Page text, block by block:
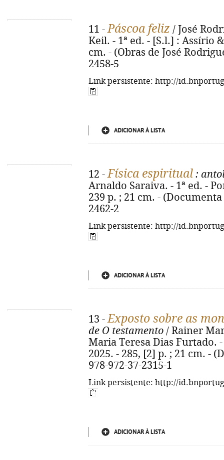
11 -Páscoa feliz / José
Keil. - 1ª ed. - [S.l.] : Assírio
cm. - (Obras de José
2458-5
Link persistente: http://
ADICIONAR À LISTA
12 -Física espiritual :
Arnaldo Saraiva. - 1ª ed. -
239 p. ; 21 cm. -
2462-2
Link persistente: http://
ADICIONAR À LISTA
13 -Exposto sobre as
de O testamento / Rainer
Maria Teresa Dias Furtado.
2025. - 285, [2] p. ; 21 cm. -
978-972-37-2315-1
Link persistente: http://
ADICIONAR À LISTA